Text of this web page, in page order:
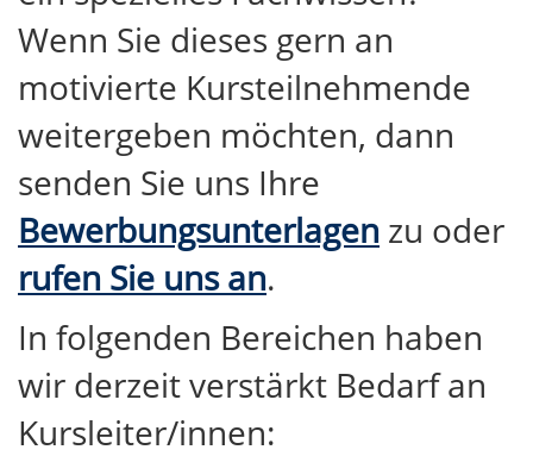
Wenn Sie dieses gern an
motivierte Kursteilnehmende
weitergeben möchten, dann
senden Sie uns Ihre
Bewerbungsunterlagen zu oder
rufen Sie uns an.
In folgenden Bereichen haben
wir derzeit verstärkt Bedarf an
Kursleiter/innen: